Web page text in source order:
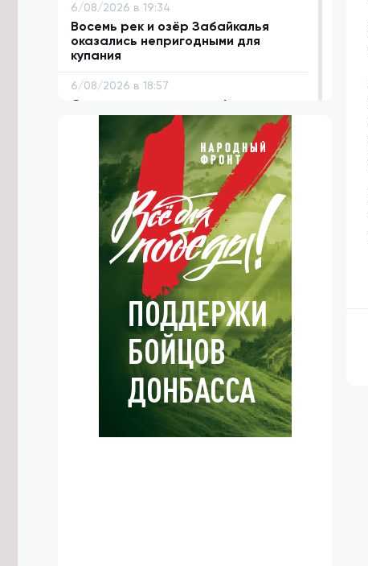
6/08/2026 в 19:34
Восемь рек и озёр Забайкалья
оказались непригодными для
купания
6/08/2026 в 18:57
Сто проектов стали победителями
первого конкурса ТОС «Решаем
сами» в Забайкалье
6/08/2026 в 18:42
Систему каналов для отвода
дождевой воды предложили
построить в селе Угдан
6/08/2026 в 18:31
Домен .РФ начал поддерживать 18
языков народов России
6/08/2026 в 18:06
Деловую программу проведут на
фестивале «Хорхог» в Забайкалье
Самое большое число дамб в
России строится в Забайкалье